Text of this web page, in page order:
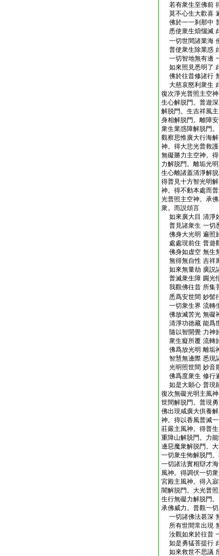
若有衆生至佛前
莫不心生大歡喜
佛於一一刹那中
悉使衆生煩惱滅
一切世間諸業海
普使衆生除業惑
一切智地無有邊
如來照見悉明了
佛於往昔修諸行
大慈哀愍利衆生
復次淨光普照主空
生心解脱門。普遊
解脱門。生吉祥風
身相解脱門。離障
衆生業惑障解脱門
觀察思惟廣大行海
神。得大悲光普救
無礙勝力主空神。
力解脱門。離垢光
生心離諸蓋清淨解
得普見十方智光明
神。得不動本處而
光普照主空神。承
衆。而説頌言
如來廣大目 清淨
普見諸衆生 一切
佛身大光明 遍照
處處現前住 普遊
佛身如虚空 無生
無得無自性 吉祥
如來無量劫 廣説
普滅衆生障 圓光
我觀佛往昔 所集
悉爲安世間 妙髻
一切衆生界 流轉
佛放滅苦光 無礙
清淨功徳藏 能爲
隨以智開覺 力神
衆生癡所覆 流轉
佛爲放光明 離垢
智慧無邊際 悉現
光明照世間 妙音
佛爲度衆生 修行
如是大願心 普現
復次無礙光明主風
世間解脱門。普現
佛出現咸廣大供養
神。得以香風普滅
莊嚴主風神。得普
重障山解脱門。力
邊惡魔衆解脱門。
一切衆生怖解脱門
一切諸法實相辯才
風神。得調伏一切
宮殿主風神。得入
闇解脱門。大光普
生行無礙力解脱門
承佛威力。普觀一
一切諸佛法甚深
所有世間常出現
汝觀如來於往昔
如是勇猛菩提行
如來救世不思議